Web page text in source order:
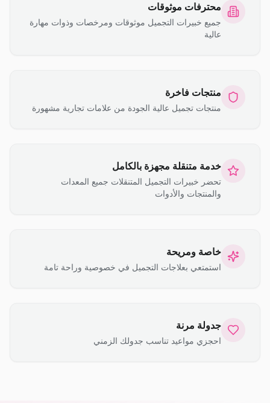
محترفات موثوقات
جميع خبيرات التجميل موثوقات ومرخصات وذوات مهارة
عالية
منتجات فاخرة
منتجات تجميل عالية الجودة من علامات تجارية مشهورة
خدمة متنقلة مجهزة بالكامل
تحضر خبيرات التجميل المتنقلات جميع المعدات
والمنتجات والأدوات
خاصة ومريحة
استمتعي بعلاجات التجميل في خصوصية وراحة تامة
جدولة مرنة
احجزي مواعيد تناسب جدولك الزمني